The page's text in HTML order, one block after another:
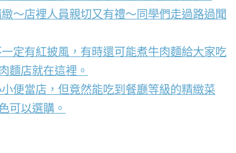
～店裡人員親切又有禮～同學們走過路過聞
定有紅披風，有時還可能煮牛肉麵給大家吃
麵店就在這裡。
便當店，但竟然能吃到餐廳等級的精緻菜
可以選購。